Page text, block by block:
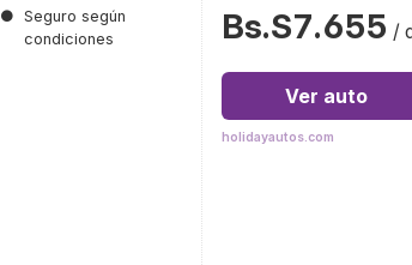
● Seguro según
condiciones
Bs.S7.655 /
Ver auto
holidayautos.com